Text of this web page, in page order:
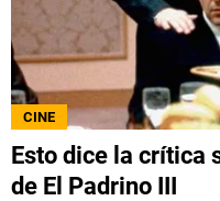
CINE
Esto dice la crítica
de El Padrino III